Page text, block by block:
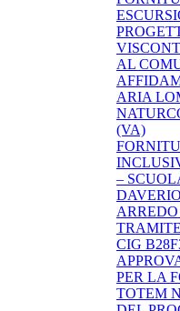
AL
ARIA
(VA)
–
CIG
PER LA
TOTEM